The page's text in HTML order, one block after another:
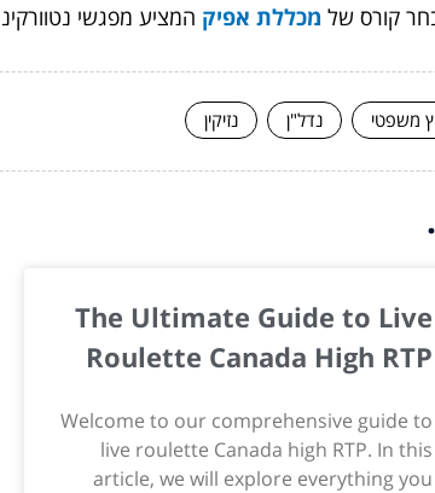
קורס של מכללת אפיק המציע מפגשי
משפטי נדל"ן נזיקין
The Ultimate Guide to Live
Roulette Canada High RTP
Welcome to our comprehensive guide to
live roulette Canada high RTP. In this
article, we will explore everything you